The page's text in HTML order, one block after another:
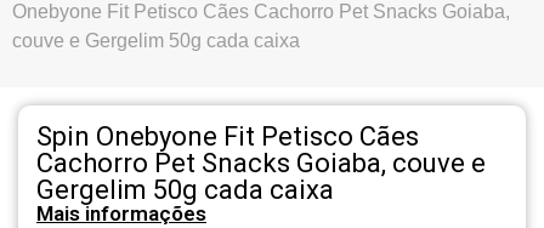
Onebyone Fit Petisco Cães Cachorro Pet Snacks Goiaba,
couve e Gergelim 50g cada caixa
Spin Onebyone Fit Petisco Cães
Cachorro Pet Snacks Goiaba, couve e
Gergelim 50g cada caixa
Mais informações